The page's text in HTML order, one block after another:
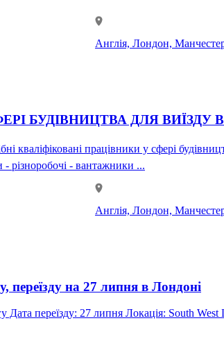
Англія, Лондон,
БУДІВНИЦТВА ДЛЯ ВИЇЗДУ В
будівництва ❗️👨‍🏭 Потрібні: - бетонники - монтажники - стропальники - арматурники -
оздоблювачі - електрики - зварювальники - різноробочі - вантажники ...
Англія, Лондон,
на 27 липня в Лондоні
London Це особистий переїзд, не від компанії. Телефон (UK): +44 7787 500 120